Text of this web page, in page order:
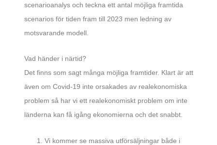
scenarioanalys och teckna ett antal möjliga framtida
scenarios för tiden fram till 2023 men ledning av
motsvarande modell.
Vad händer i närtid?
Det finns som sagt många möjliga framtider. Klart är att
även om Covid-19 inte orsakades av realekonomiska
problem så har vi ett realekonomiskt problem om inte
länderna kan få igång ekonomierna och det snabbt.
Vi kommer se massiva utförsäljningar både i